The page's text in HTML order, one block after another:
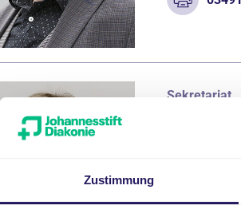
Zustimmung
Sekretariat